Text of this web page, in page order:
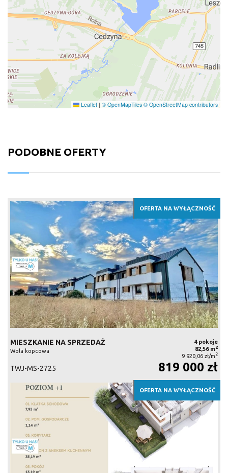
Leaflet | © OpenMapTiles © OpenStreetMap contributors
PODOBNE OFERTY
OFERTA NA WYŁĄCZNOŚĆ
MIESZKANIE NA SPRZEDAŻ
Wola kopcowa
4 pokoje
82,56 m2
9 920,06 zł/m 2
TWJ-MS-2725 819 000 zł
OFERTA NA WYŁĄCZNOŚĆ